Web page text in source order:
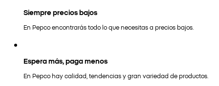
Siempre precios bajos
En Pepco encontrarás todo lo que necesitas a precios bajos.
Espera más, paga menos
En Pepco hay calidad, tendencias y gran variedad de productos.